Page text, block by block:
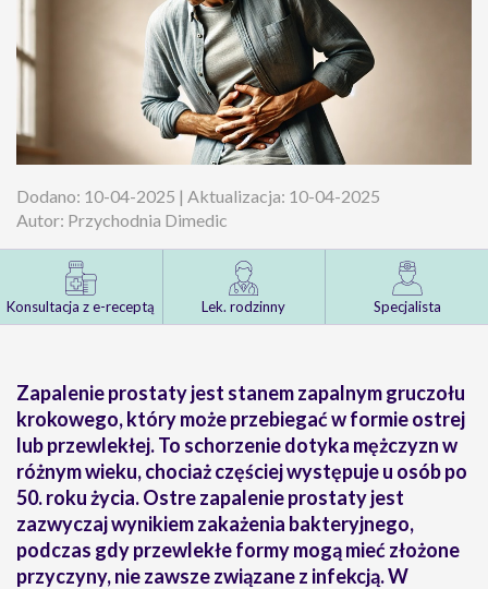
Dodano: 10-04-2025 | Aktualizacja: 10-04-2025
Autor: Przychodnia Dimedic
Konsultacja z e-receptą Lek. rodzinny Specjalista
Zapalenie prostaty jest stanem zapalnym gruczołu
krokowego, który może przebiegać w formie ostrej
lub przewlekłej. To schorzenie dotyka mężczyzn w
różnym wieku, chociaż częściej występuje u osób po
50. roku życia. Ostre zapalenie prostaty jest
zazwyczaj wynikiem zakażenia bakteryjnego,
podczas gdy przewlekłe formy mogą mieć złożone
przyczyny, nie zawsze związane z infekcją. W